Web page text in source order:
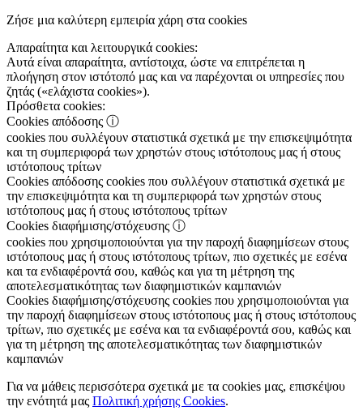
Ζήσε μια καλύτερη εμπειρία χάρη στα cookies
Απαραίτητα και λειτουργικά cookies:
Αυτά είναι απαραίτητα, αντίστοιχα, ώστε να επιτρέπεται η
πλοήγηση στον ιστότοπό μας και να παρέχονται οι υπηρεσίες που
ζητάς («ελάχιστα cookies»).
Πρόσθετα cookies:
Cookies απόδοσης ⓘ
cookies που συλλέγουν στατιστικά σχετικά με την επισκεψιμότητα
και τη συμπεριφορά των χρηστών στους ιστότοπους μας ή στους
ιστότοπους τρίτων
Cookies απόδοσης cookies που συλλέγουν στατιστικά σχετικά με
την επισκεψιμότητα και τη συμπεριφορά των χρηστών στους
ιστότοπους μας ή στους ιστότοπους τρίτων
Cookies διαφήμισης/στόχευσης ⓘ
cookies που χρησιμοποιούνται για την παροχή διαφημίσεων στους
ιστότοπους μας ή στους ιστότοπους τρίτων, πιο σχετικές με εσένα
και τα ενδιαφέροντά σου, καθώς και για τη μέτρηση της
αποτελεσματικότητας των διαφημιστικών καμπανιών
Cookies διαφήμισης/στόχευσης cookies που χρησιμοποιούνται για
την παροχή διαφημίσεων στους ιστότοπους μας ή στους ιστότοπους
τρίτων, πιο σχετικές με εσένα και τα ενδιαφέροντά σου, καθώς και
για τη μέτρηση της αποτελεσματικότητας των διαφημιστικών
καμπανιών
Για να μάθεις περισσότερα σχετικά με τα cookies μας, επισκέψου
την ενότητά μας Πολιτική χρήσης Cookies.